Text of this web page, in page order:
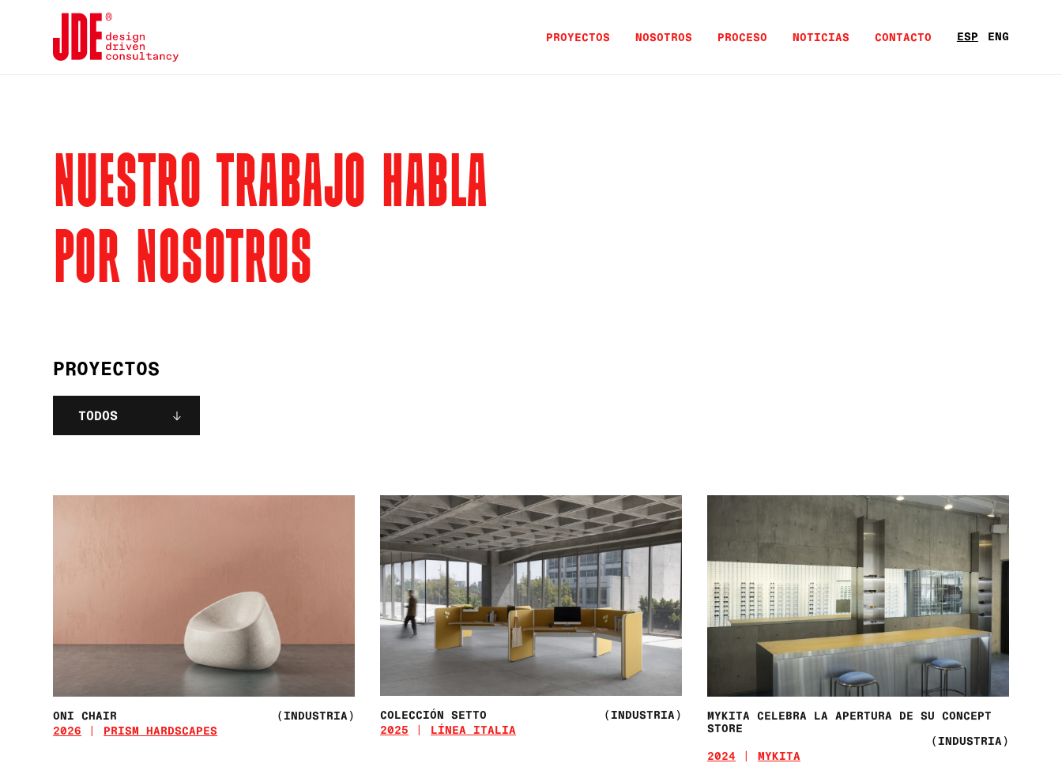
PROYECTOS NOSOTROS PROCESO NOTICIAS CONTACTO ESP ENG
NUESTRO TRABAJO HABLA
POR NOSOTROS
PROYECTOS
ONI CHAIR
(INDUSTRIA)
2026
PRISM HARDSCAPES
COLECCIÓN SETTO
(INDUSTRIA)
2025
LÍNEA ITALIA
MYKITA CELEBRA LA APERTURA DE SU CONCEPT
STORE
(INDUSTRIA)
2024
MYKITA